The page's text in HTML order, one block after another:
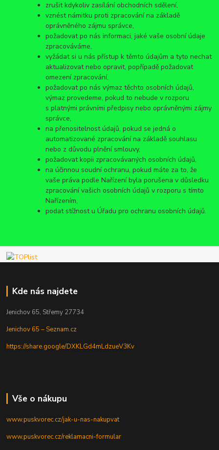
zrušit kdykoliv zasílání obchodních sdělení,
vznést námitku proti zpracování na základě
oprávněného zájmu správce,
požadovat po nás informaci, jaké vaše osobní údaje
zpracováváme,
vyžádat si u nás přístup k těmto údajům a tyto nechat
aktualizovat nebo opravit, popřípadě požadovat
omezení zpracování,
požadovat po nás výmaz těchto osobních údajů,
výmaz provedeme, pokud to nebude v rozporu
s platnými právními předpisy nebo oprávněnými zájmy
správce,
na přenositelnost údajů, pokud se jedná o
automatizované zpracování na základě souhlasu
nebo z důvodu plnění smlouvy,
požadovat kopii zpracovávaných osobních údajů,
na účinnou soudní ochranu, pokud máte za to, že
vaše práva podle Nařízení byla porušena v důsledku
zpracování vašich osobních údajů v rozporu s tímto
Nařízením,
podat stížnost u Úřadu pro ochranu osobních údajů.
Kde nás najdete
Jenichov 65, Střemy 27734
Jenichov 65 – Seznam.cz
https://share.google/DXKLGd4mLdzueV3Kv
Vše o nákupu
www.puskvorec.cz/jak-u-nas-nakupvat
www.puskvorec.cz/reklamacni-formular